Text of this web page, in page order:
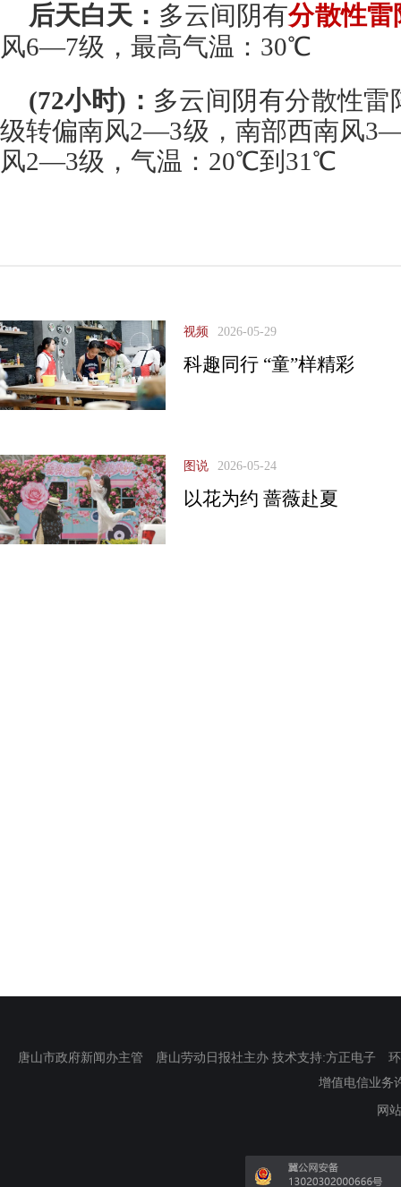
后天白天： 多云间阴有分散性雷
风6—7级，最高气温：30℃
(72小时)： 多云间阴有分散性
级转偏南风2—3级，南部西南风
风2—3级，气温：20℃到31℃
视频 2026-05-29
科趣同行 “童”样精彩
图说 2026-05-24
以花为约 蔷薇赴夏
唐山市政府新闻办主管 唐山劳动日报社主办 技术支持:方正电子
增值电信业务
网